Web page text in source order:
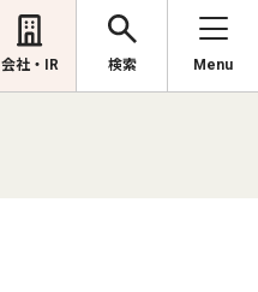
会社・IR 検索 Menu